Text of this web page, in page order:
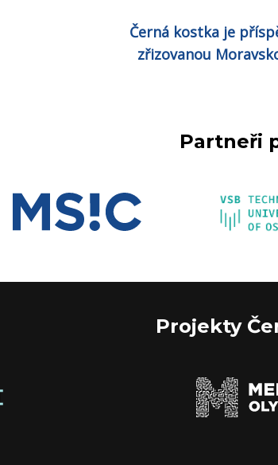
Černá kostka je
zřizovanou
Partneři
Projekty